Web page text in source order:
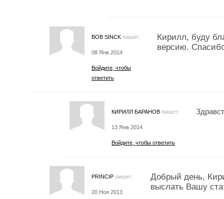
BOB SINCK пишет:
08 Янв 2014
Войдите, чтобы
ответить
Кирилл, буду
версию.
КИРИЛЛ БАРАНОВ пишет:
13 Янв 2014
Войдите, чтобы ответить
PRINCIP пишет:
20 Ноя 2013
Добрый день,
выслать Вашу